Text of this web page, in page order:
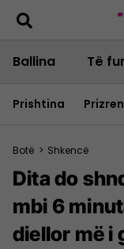
Ballina Të
Prishtina
Botë > Shkencë
Dita do
mbi 6
diellor më i